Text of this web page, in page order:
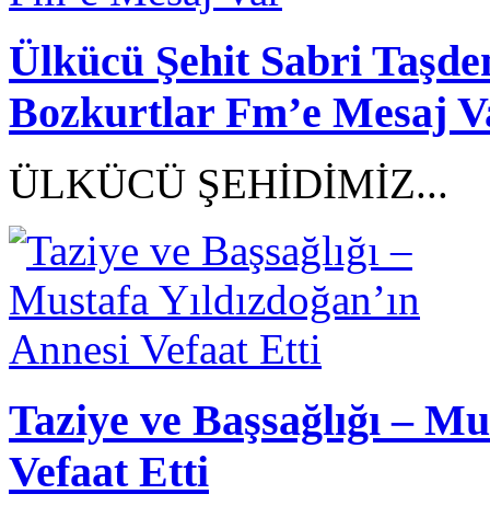
Ülkücü Şehit Sabri
Bozkurtlar Fm’e Mesaj
ÜLKÜCÜ ŞEHİDİMİZ...
Taziye ve Başsağlığı –
Vefaat Etti